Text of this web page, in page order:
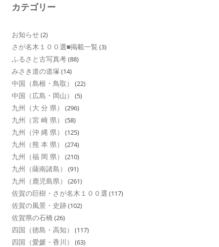
カテゴリー
お知らせ(2)
さが名木１００選■掲載一覧 (3)
ふるさと古写真考(88)
みさき道の道塚 (14)
中国（島根・鳥取） (22)
中国（広島・岡山） (5)
九州（大 分 県） (296)
九州（宮 崎 県） (58)
九州（沖 縄 県） (125)
九州（熊 本 県） (274)
九州（福 岡 県） (210)
九州（薩南諸島） (91)
九州（鹿児島県） (261)
佐賀の巨樹・さが名木１００選 (117)
佐賀の風景・史跡(102)
佐賀県の石橋 (26)
四国（徳島・高知） (117)
四国（愛媛・香川） (63)